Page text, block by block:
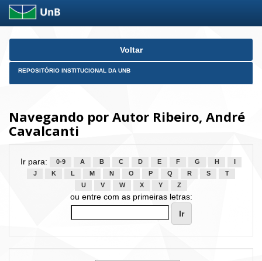
Skip
Voltar
REPOSITÓRIO INSTITUCIONAL DA UNB
Navegando por Autor Ribeiro, André
Cavalcanti
Ir para: 0-9 A B C D E F G H
J
K L M N O P Q R S
T
U
V W X Y Z
ou entre com as primeiras letras: